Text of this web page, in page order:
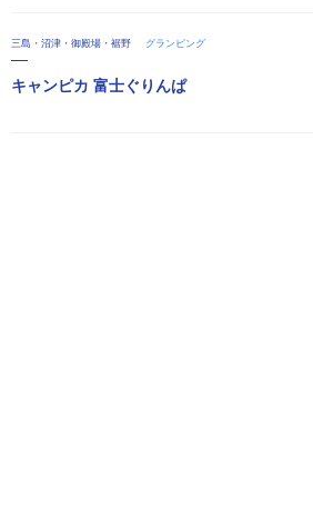
三島・沼津・御殿場・裾野 グランピング
キャンピカ 富士ぐりんぱ